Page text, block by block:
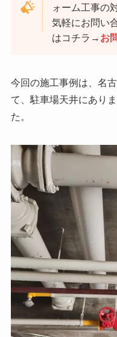
ォーム工事の
気軽にお問い
はコチラ→ お
今回の施工事例は、名
て、駐車場天井にあり
た。